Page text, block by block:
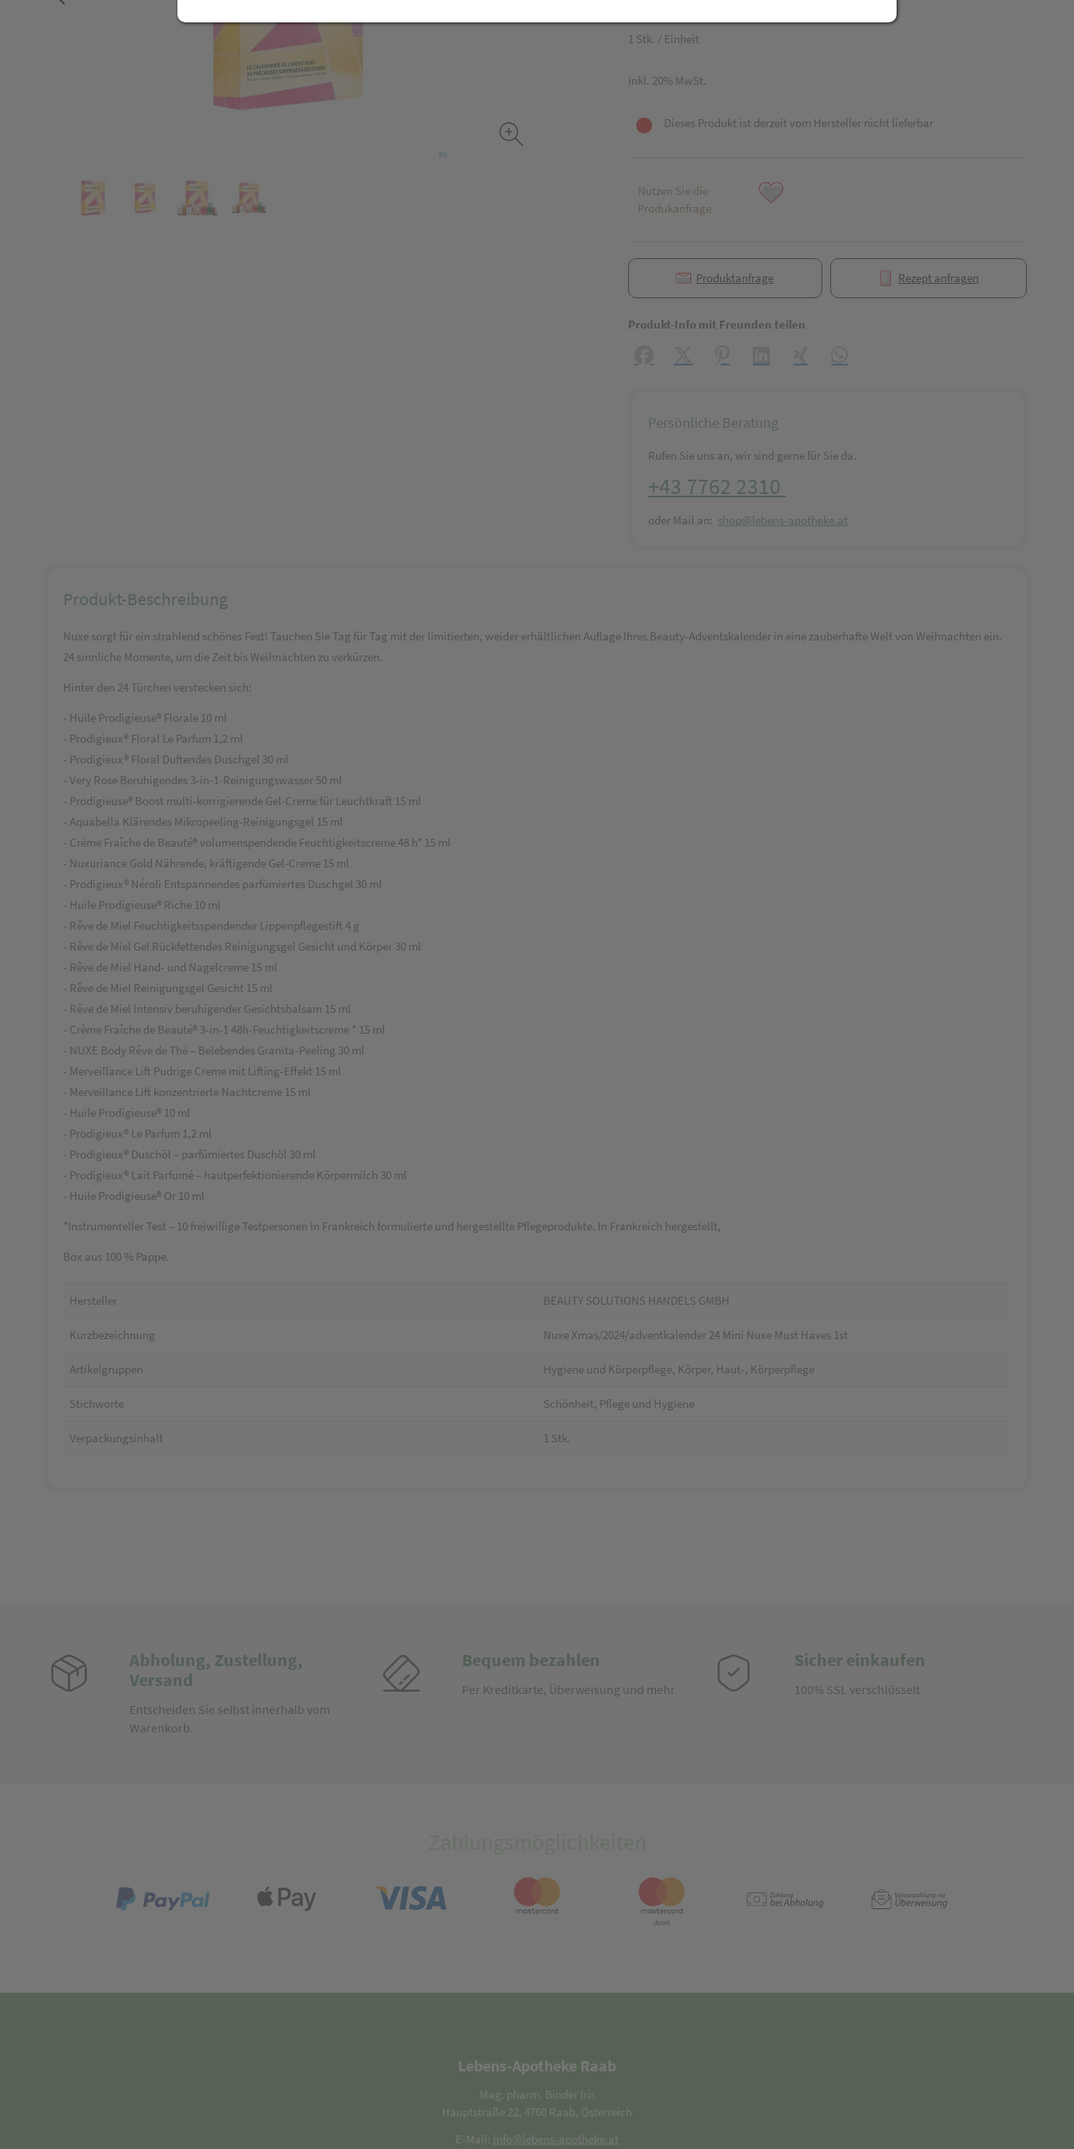
93,40 EUR
1 Stk. / Einheit
inkl. 20% MwSt.
Dieses Produkt ist derzeit vom Hersteller nicht lieferbar
Nutzen Sie die
Produkanfrage
Produktanfrage Rezept anfragen
Produkt-Info mit Freunden teilen
Persönliche Beratung
Rufen Sie uns an, wir sind gerne für Sie da.
+43 7762 2310
oder Mail an: shop@lebens-apotheke.at
Produkt-Beschreibung
Nuxe sorgt für ein strahlend schönes Fest! Tauchen Sie Tag für Tag mit der limitierten, weider erhältlichen Auflage Ihres Beauty-Adventskalender in eine zauberhafte Welt von Weihnachten ein.
24 sinnliche Momente, um die Zeit bis Weihnachten zu verkürzen.
Hinter den 24 Türchen verstecken sich:
- Huile Prodigieuse® Florale 10 ml
- Prodigieux® Floral Le Parfum 1,2 ml
- Prodigieux® Floral Duftendes Duschgel 30 ml
- Very Rose Beruhigendes 3-in-1-Reinigungswasser 50 ml
- Prodigieuse® Boost multi-korrigierende Gel-Creme für Leuchtkraft 15 ml
- Aquabella Klärendes Mikropeeling-Reinigungsgel 15 ml
- Crème Fraîche de Beauté® volumenspendende Feuchtigkeitscreme 48 h* 15 ml
- Nuxuriance Gold Nährende, kräftigende Gel-Creme 15 ml
- Prodigieux® Néroli Entspannendes parfümiertes Duschgel 30 ml
- Huile Prodigieuse® Riche 10 ml
- Rêve de Miel Feuchtigkeitsspendender Lippenpflegestift 4 g
- Rêve de Miel Gel Rückfettendes Reinigungsgel Gesicht und Körper 30 ml
- Rêve de Miel Hand- und Nagelcreme 15 ml
- Rêve de Miel Reinigungsgel Gesicht 15 ml
- Rêve de Miel Intensiv beruhigender Gesichtsbalsam 15 ml
- Crème Fraîche de Beauté® 3-in-1 48h-Feuchtigkeitscreme * 15 ml
- NUXE Body Rêve de Thé – Belebendes Granita-Peeling 30 ml
- Merveillance Lift Pudrige Creme mit Lifting-Effekt 15 ml
- Merveillance Lift konzentrierte Nachtcreme 15 ml
- Huile Prodigieuse® 10 ml
- Prodigieux® Le Parfum 1,2 ml
- Prodigieux® Duschöl – parfümiertes Duschöl 30 ml
- Prodigieux® Lait Parfumé – hautperfektionierende Körpermilch 30 ml
- Huile Prodigieuse® Or 10 ml
*Instrumenteller Test – 10 freiwillige Testpersonen In Frankreich formulierte und hergestellte Pflegeprodukte. In Frankreich hergestellt,
Box aus 100 % Pappe.
Hersteller BEAUTY SOLUTIONS HANDELS GMBH
Kurzbezeichnung Nuxe Xmas/2024/adventkalender 24 Mini Nuxe Must Haves 1st
Artikelgruppen Hygiene und Körperpflege, Körper, Haut-, Körperpflege
Stichworte Schönheit, Pflege und Hygiene
Verpackungsinhalt 1 Stk.
Abholung, Zustellung,
Versand
Entscheiden Sie selbst innerhalb vom
Warenkorb.
Bequem bezahlen
Per Kreditkarte, Überweisung und mehr
Sicher einkaufen
100% SSL verschlüsselt
Lebens-Apotheke Raab
Mag. pharm. Binder Iris
Hauptstraße 22, 4760 Raab, Österreich
E-Mail: info@lebens-apotheke.at